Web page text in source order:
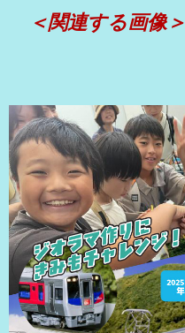
＜関連する画像＞